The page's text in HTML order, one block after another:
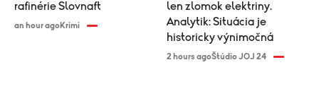
rafinérie Slovnaft
an hour agoKrimi
len zlomok elektriny.
Analytik: Situácia je
historicky výnimočná
2 hours agoŠtúdio JOJ 24